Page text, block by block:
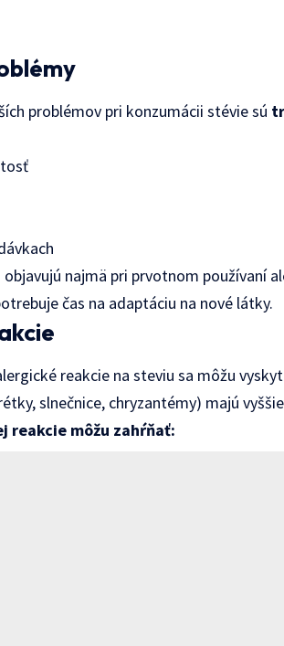
problémov pri konzumácii stévie sú
najmä pri prvotnom používaní
čas na adaptáciu na nové látky.
reakcie na steviu sa môžu
slnečnice, chryzantémy) majú
reakcie môžu zahŕňať: